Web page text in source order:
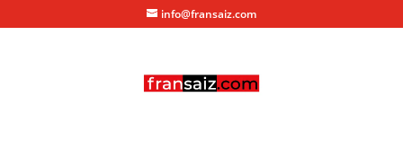
info@fransaiz.com